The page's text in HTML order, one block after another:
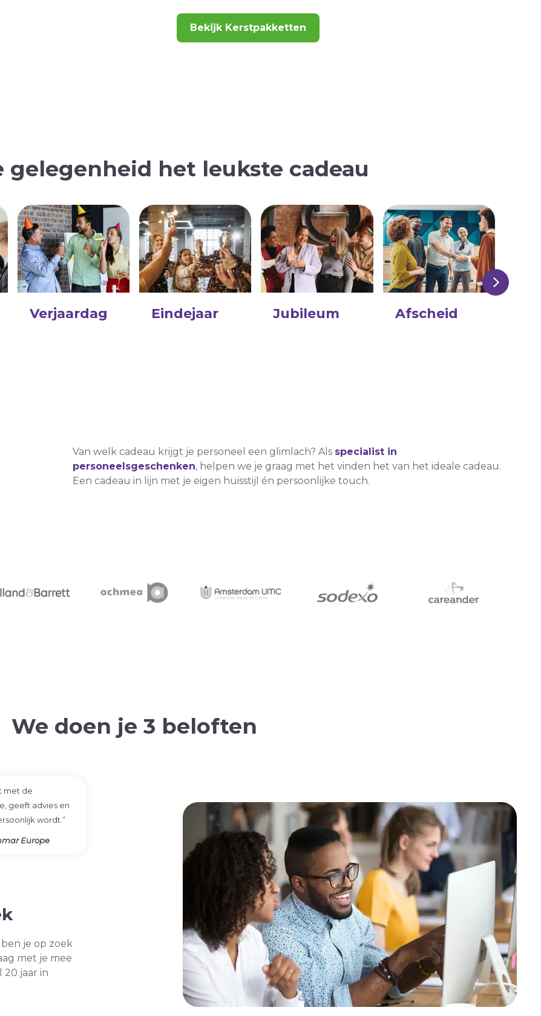
Bekijk Kerstpakketten
gelegenheid het leukste cadeau
Verjaardag Eindejaar Jubileum Afscheid
Van welk cadeau krijgt je personeel een glimlach? Als specialist in
personeelsgeschenken, helpen we je graag met het vinden het van het ideale cadeau.
Een cadeau in lijn met je eigen huisstijl én persoonlijke touch.
We doen je 3 beloften
met de
geeft advies en
wordt.”
Europe
je op zoek
met je mee
20 jaar in